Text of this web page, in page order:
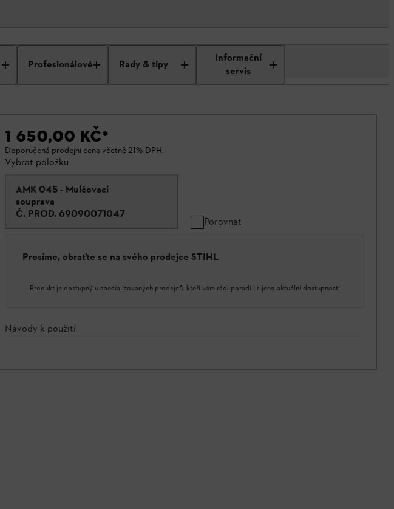
Profesionálové Rady & tipy
Informační
servis
1 650,00 KČ*
Doporučená prodejní cena včetně 21% DPH.
Vybrat položku
AMK 045 - Mulčovací
souprava
Č. PROD. 69090071047
Porovnat
Prosíme, obraťte se na svého prodejce STIHL
Produkt je dostupný u specializovaných prodejců, kteří vám rádi poradí i s jeho aktuální dostupností
Návody k použití